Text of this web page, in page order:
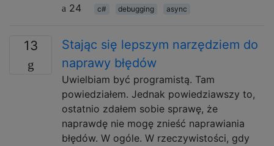
24
c# debugging async
13
Stając się lepszym narzędziem do
naprawy błędów
Uwielbiam być programistą. Tam
powiedziałem. Jednak powiedziawszy to,
ostatnio zdałem sobie sprawę, że
naprawdę nie mogę znieść naprawiania
błędów. W ogóle. W rzeczywistości, gdy